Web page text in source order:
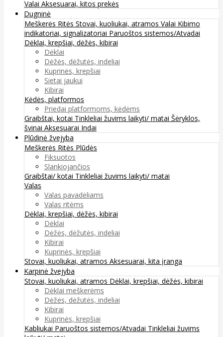
Valai Aksesuarai, kitos prekės
Dugninė
Meškerės Ritės Stovai, kuoliukai, atramos Valai Kibimo
indikatoriai, signalizatoriai Paruoštos sistemos/Atvadai
Dėklai, krepšiai, dėžės, kibirai
Dėklai
Dėžės, dėžutės, indeliai
Kuprinės, krepšiai
Sietai jaukui
Kibirai
Kėdės, platformos
Priedai platformoms, kėdėms
Graibštai, kotai Tinkleliai žuvims laikyti/ matai Šėryklos,
švinai Aksesuarai Indai
Plūdinė žvejyba
Meškerės Ritės Plūdės
Fiksuotos
Slankiojančios
Graibštai/ kotai Tinkleliai žuvims laikyti/ matai
Valas
Valas pavadėliams
Valas ritėms
Dėklai, krepšiai, dėžės, kibirai
Dėklai
Dėžės, dėžutės, indeliai
Kibirai
Kuprinės, krepšiai
Stovai, kuoliukai, atramos Aksesuarai, kita įranga
Karpinė žvejyba
Stovai, kuoliukai, atramos Dėklai, krepšiai, dėžės, kibirai
Dėklai meškerėms
Dėžės, dėžutės, indeliai
Kibirai
Kuprinės, krepšiai
Kabliukai Paruoštos sistemos/Atvadai Tinkleliai žuvims